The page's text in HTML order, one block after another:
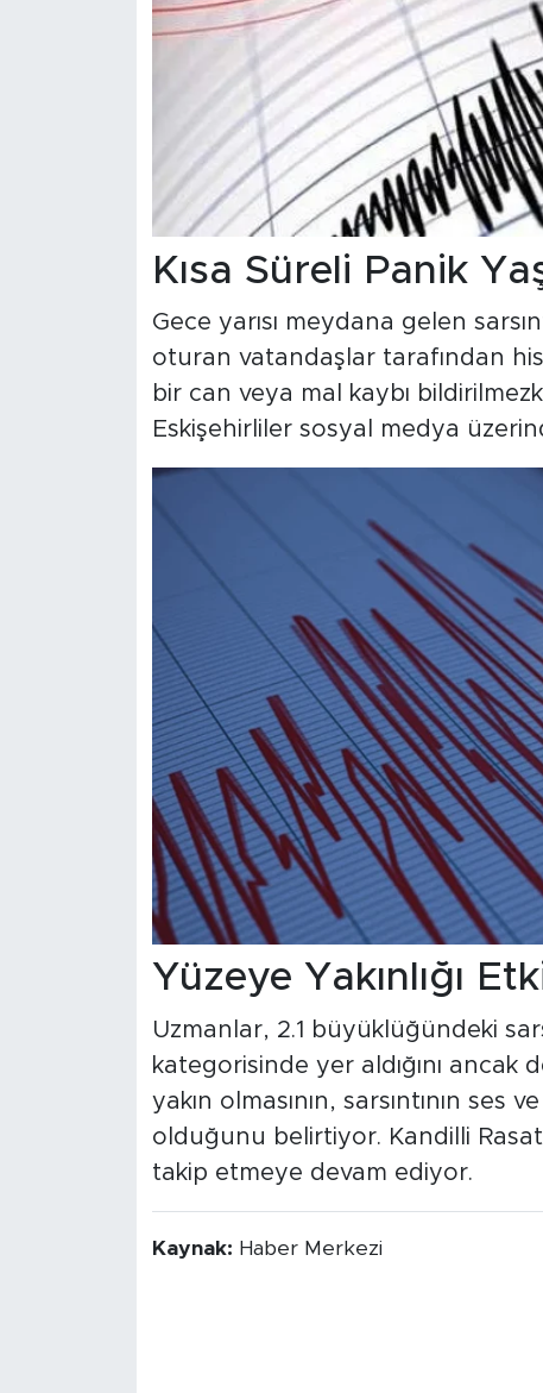
Kısa Süreli Panik
Gece yarısı meydana gelen
oturan vatandaşlar tarafından
bir can veya mal kaybı
Eskişehirliler sosyal medya
Yüzeye Yakınlığı
Uzmanlar, 2.1 büyüklüğündeki
kategorisinde yer aldığını
yakın olmasının, sarsıntının ses
olduğunu belirtiyor. Kandilli
takip etmeye devam ediyor.
Kaynak: Haber Merkezi